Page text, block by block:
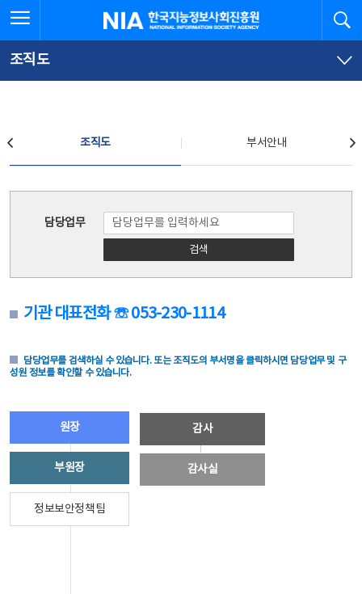
문
로
가
체
뉴
바
가
한국지능정보사회진흥원
조직도
조직도 부서안내
담당업무
검색
기관 대표전화 ☏ 053-230-1114
담당업무를 검색하실 수 있습니다. 또는 조직도의 부서명을 클릭하시면 담당업무 및 구
성원 정보를 확인할 수 있습니다.
원장
부원장
정보보안정책팀
감사
감사실